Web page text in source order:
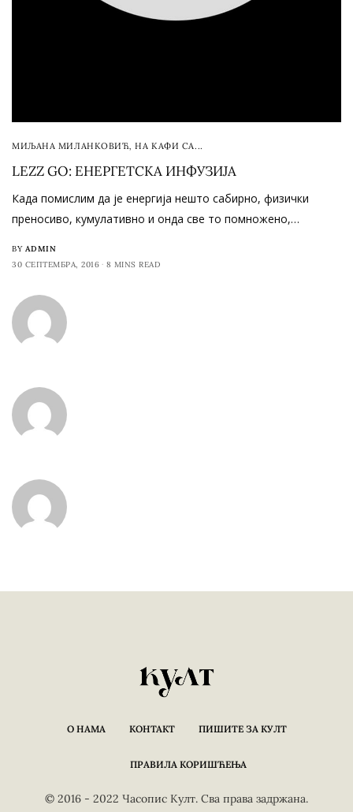
МИЉАНА МИЛАНКОВИЋ,НА КАФИ СА...
LEZZ GO: ЕНЕРГЕТСКА ИНФУЗИЈА
Када помислим да је енергија нешто сабирно, физички
преносиво, кумулативно и онда све то помножено,…
BY ADMIN
30 СЕПТЕМБРА, 2016
8 MINS READ
О НАМА КОНТАКТ ПИШИТЕ ЗА КУЛТ
ПРАВИЛА КОРИШЋЕЊА
© 2016 - 2022 Часопис Култ. Сва права задржана.